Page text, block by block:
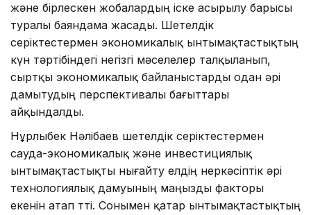
және бірлескен жобалардың іске асырылу барысы
туралы баяндама жасады. Шетелдік
серіктестермен экономикалық ынтымақтастықтың
күн тәртібіндегі негізгі мәселелер талқыланып,
сыртқы экономикалық байланыстарды одан әрі
дамытудың перспективалы бағыттары
айқындалды.
Нұрлыбек Нәлібаев шетелдік серіктестермен
сауда-экономикалық және инвестициялық
ынтымақтастықты нығайту елдің өнеркәсіптік әрі
технологиялық дамуының маңызды факторы
екенін атап өтті. Сонымен қатар ынтымақтастықтың